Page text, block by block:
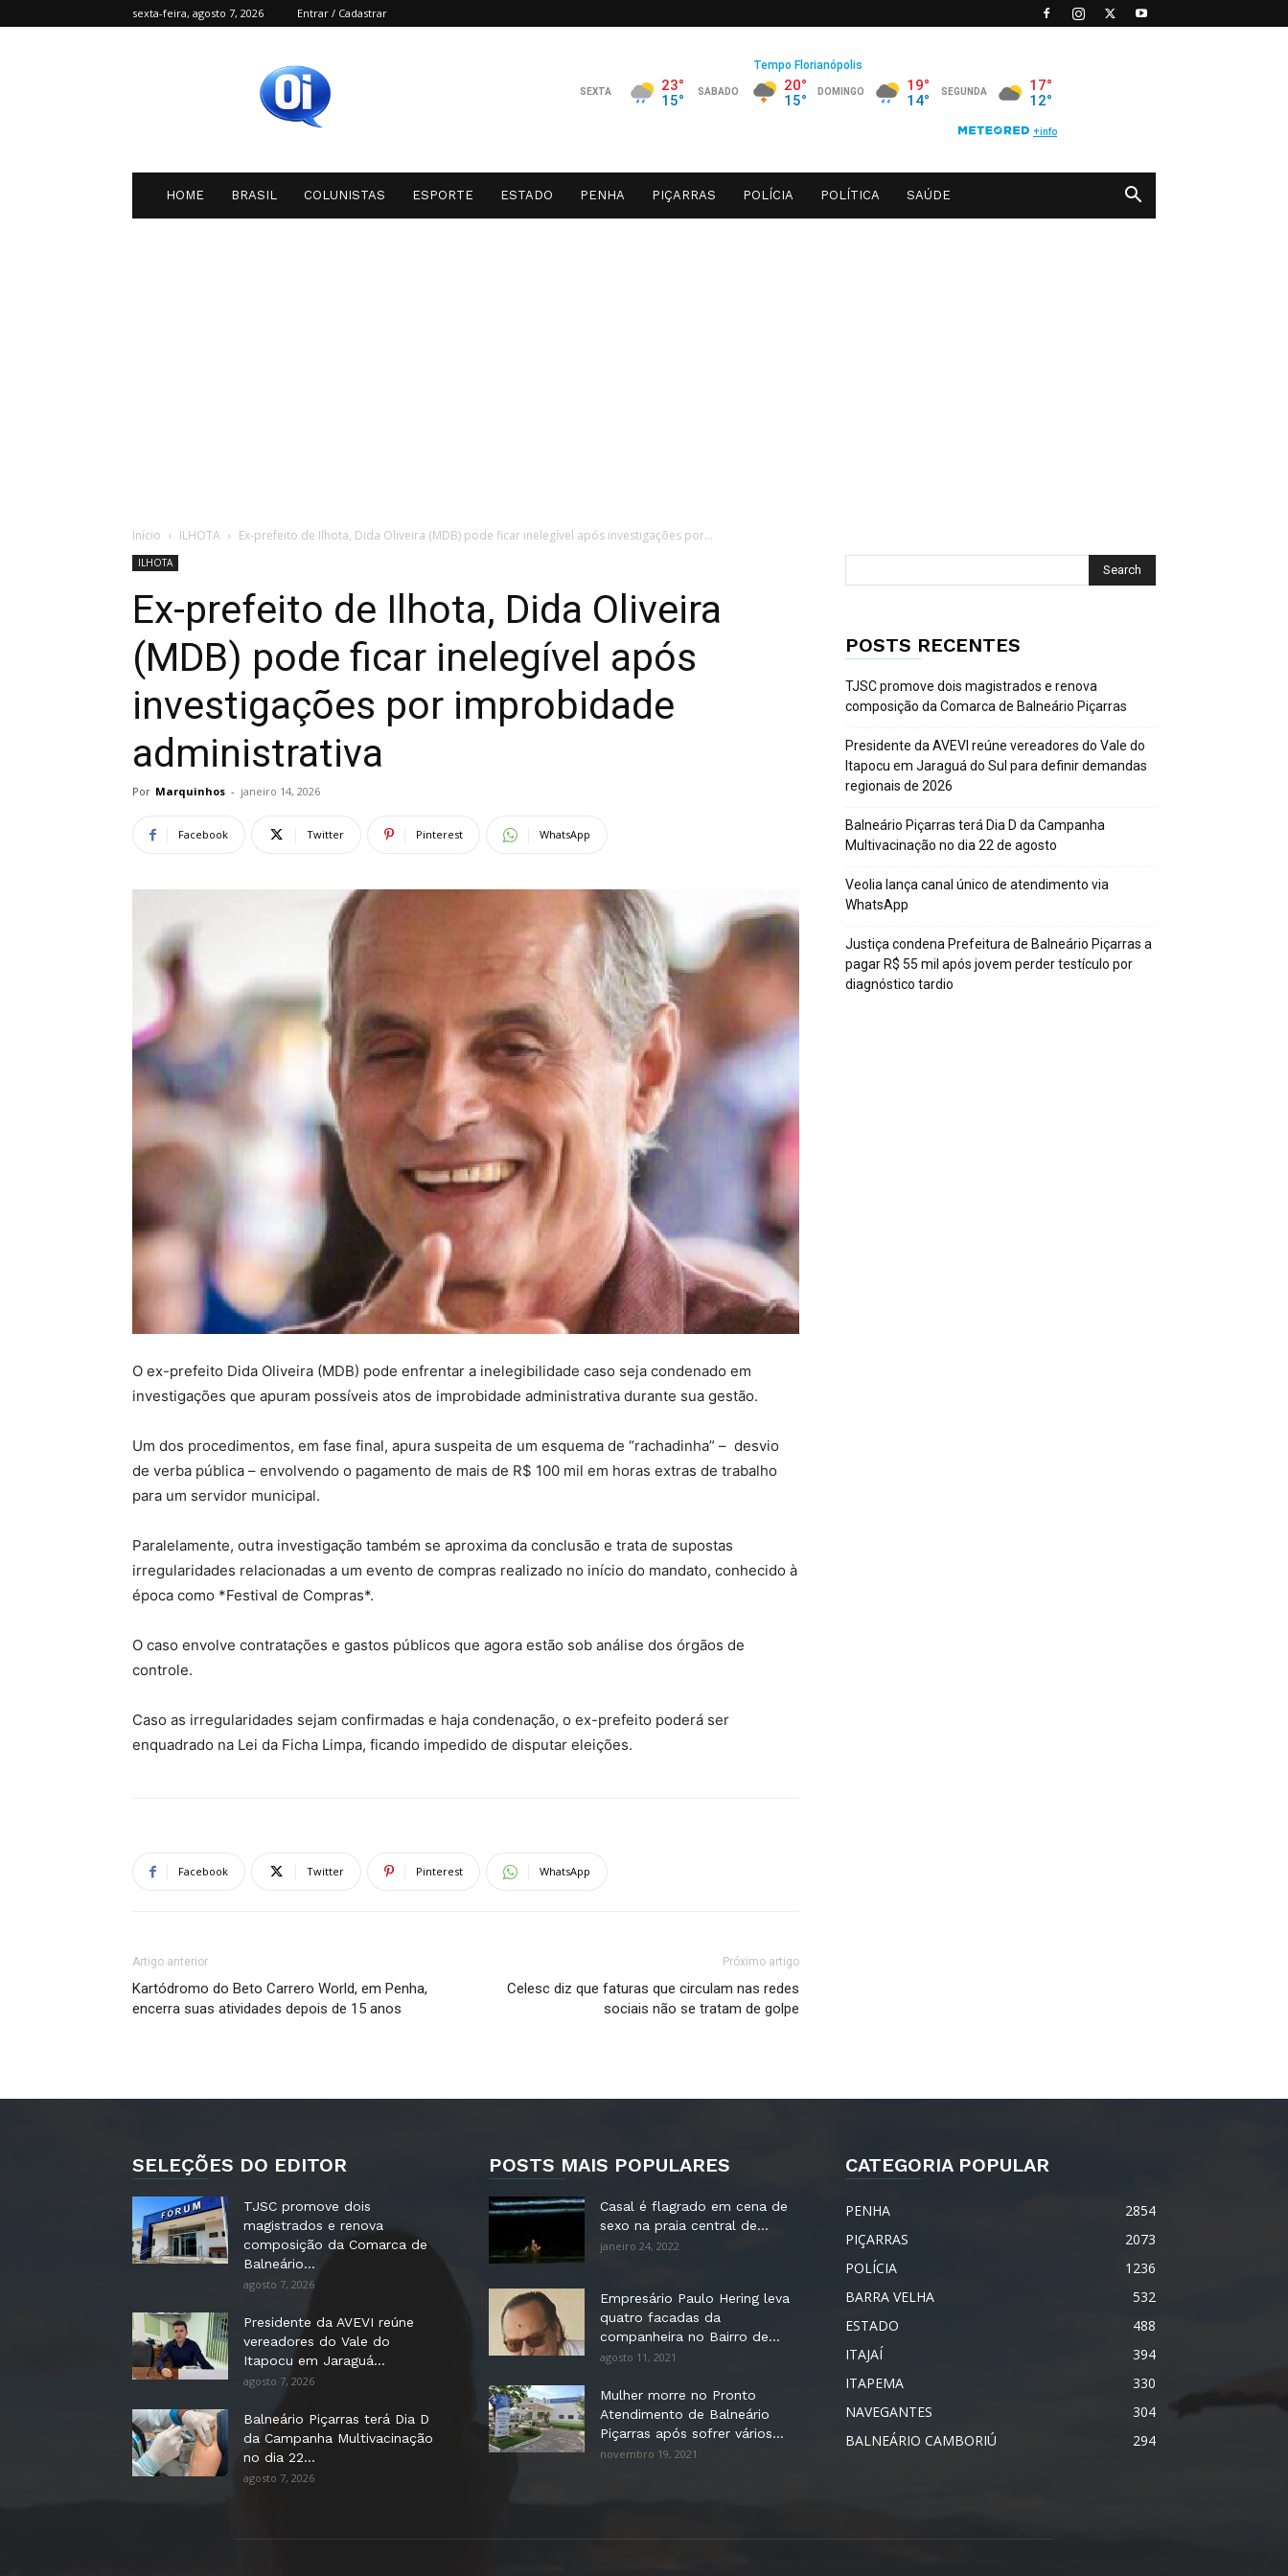
sexta-feira, agosto 7, 2026 Entrar / Cadastrar
HOME BRASIL COLUNISTAS ESPORTE ESTADO PENHA PIÇARRAS POLÍCIA POLÍTICA SAÚDE
Início ILHOTA Ex-prefeito de Ilhota, Dida Oliveira (MDB) pode ficar inelegível após investigações por...
ILHOTA
Ex-prefeito de Ilhota, Dida Oliveira
(MDB) pode ficar inelegível após
investigações por improbidade
administrativa
Por Marquinhos - janeiro 14, 2026
Facebook Twitter Pinterest WhatsApp
O ex-prefeito Dida Oliveira (MDB) pode enfrentar a inelegibilidade caso seja condenado em
investigações que apuram possíveis atos de improbidade administrativa durante sua gestão.
Um dos procedimentos, em fase final, apura suspeita de um esquema de “rachadinha” – desvio
de verba pública – envolvendo o pagamento de mais de R$ 100 mil em horas extras de trabalho
para um servidor municipal.
Paralelamente, outra investigação também se aproxima da conclusão e trata de supostas
irregularidades relacionadas a um evento de compras realizado no início do mandato, conhecido à
época como *Festival de Compras*.
O caso envolve contratações e gastos públicos que agora estão sob análise dos órgãos de
controle.
Caso as irregularidades sejam confirmadas e haja condenação, o ex-prefeito poderá ser
enquadrado na Lei da Ficha Limpa, ficando impedido de disputar eleições.
Facebook Twitter Pinterest WhatsApp
Artigo anterior
Kartódromo do Beto Carrero World, em Penha,
encerra suas atividades depois de 15 anos
Próximo artigo
Celesc diz que faturas que circulam nas redes
sociais não se tratam de golpe
POSTS RECENTES
TJSC promove dois magistrados e renova
composição da Comarca de Balneário Piçarras
Presidente da AVEVI reúne vereadores do Vale do
Itapocu em Jaraguá do Sul para definir demandas
regionais de 2026
Balneário Piçarras terá Dia D da Campanha
Multivacinação no dia 22 de agosto
Veolia lança canal único de atendimento via
WhatsApp
Justiça condena Prefeitura de Balneário Piçarras a
pagar R$ 55 mil após jovem perder testículo por
diagnóstico tardio
SELEÇÕES DO EDITOR
TJSC promove dois
magistrados e renova
composição da Comarca de
Balneário...
agosto 7, 2026
Presidente da AVEVI reúne
vereadores do Vale do
Itapocu em Jaraguá...
agosto 7, 2026
Balneário Piçarras terá Dia D
da Campanha Multivacinação
no dia 22...
agosto 7, 2026
POSTS MAIS POPULARES
Casal é flagrado em cena de
sexo na praia central de...
janeiro 24, 2022
Empresário Paulo Hering leva
quatro facadas da
companheira no Bairro de...
agosto 11, 2021
Mulher morre no Pronto
Atendimento de Balneário
Piçarras após sofrer vários...
novembro 19, 2021
CATEGORIA POPULAR
PENHA
2854
PIÇARRAS
2073
POLÍCIA
1236
BARRA VELHA
532
ESTADO
488
ITAJAÍ
394
ITAPEMA
330
NAVEGANTES
304
BALNEÁRIO CAMBORIÚ
294